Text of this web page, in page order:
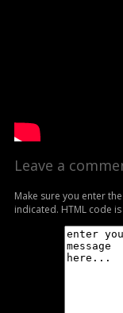
Leave a
Make sure you enter
indicated. HTML code